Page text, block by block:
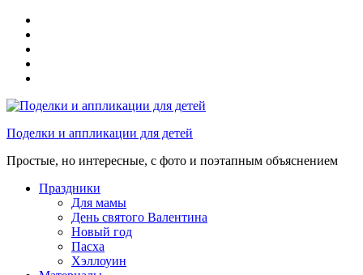
Поделки и аппликации для детей
Простые, но интересные, с фото и поэтапным объяснением
Праздники
Для мамы
День святого Валентина
Новый год
Пасха
Хэллоуин